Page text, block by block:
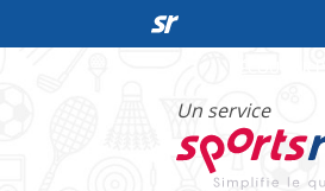
Un service